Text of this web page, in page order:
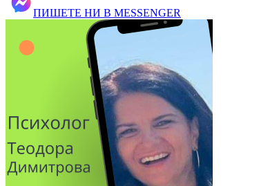
ПИШЕТЕ НИ В MESSENGER